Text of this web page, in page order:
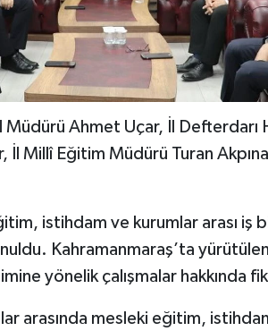
Müdürü Ahmet Uçar, İl Defterdarı
İl Millî Eğitim Müdürü Turan
istihdam ve kurumlar arası iş
Kahramanmaraş’ta
yönelik çalışmalar hakkında
arasında mesleki eğitim,